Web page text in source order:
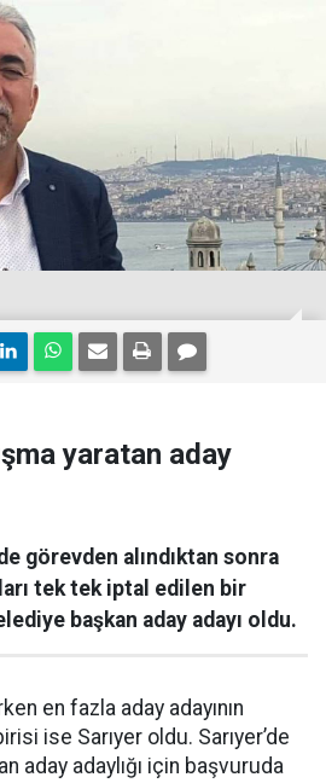
yaratan aday
görevden alındıktan sonra
tek tek iptal edilen bir
başkan aday adayı oldu.
en fazla aday adayının
ise Sarıyer oldu. Sarıyer’de
aday adaylığı için başvuruda